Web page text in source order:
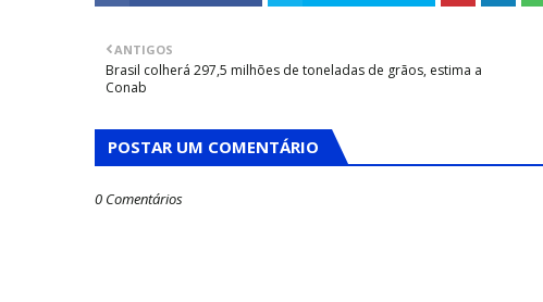
ANTIGOS
Brasil colherá 297,5 milhões de toneladas de grãos, estima a
Conab
POSTAR UM COMENTÁRIO
0 Comentários